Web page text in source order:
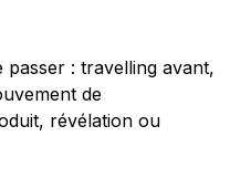
passer : travelling avant,
de
révélation ou